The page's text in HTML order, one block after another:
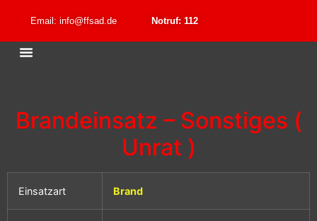
Email: info@ffsad.de Notruf: 112
Brandeinsatz – Sonstiges (
Unrat )
Einsatzart Brand